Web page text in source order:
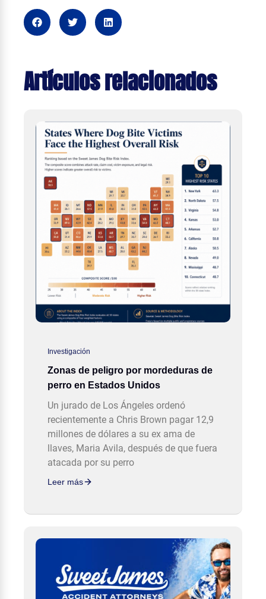
Artículos relacionados
Investigación
Zonas de peligro por mordeduras de
perro en Estados Unidos
Un jurado de Los Ángeles ordenó
recientemente a Chris Brown pagar 12,9
millones de dólares a su ex ama de
llaves, Maria Avila, después de que fuera
atacada por su perro
Leer más